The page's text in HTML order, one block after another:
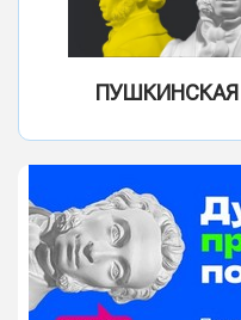
ПУШКИНСКАЯ